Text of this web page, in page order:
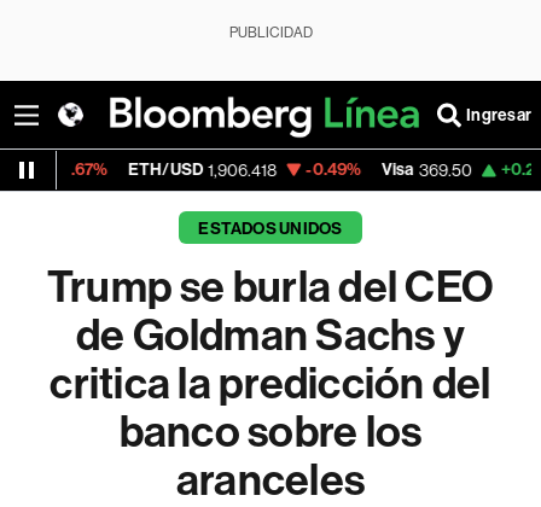
PUBLICIDAD
Ingresar
ETH/USD 1,906.418 -0.49% Visa 369.50 +0.26%
ESTADOS UNIDOS
Trump se burla del CEO
de Goldman Sachs y
critica la predicción del
banco sobre los
aranceles